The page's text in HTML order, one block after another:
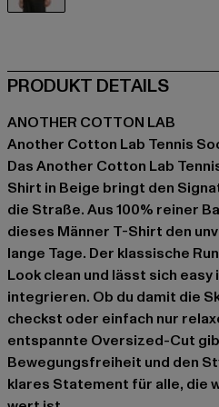
PRODUKT DETAILS
ANOTHER COTTON LAB
Another Cotton Lab Tennis
Das Another Cotton Lab
Shirt in Beige bringt den
die Straße. Aus 100% reiner
dieses Männer T-Shirt den
lange Tage. Der klassische
Look clean und lässt sich
integrieren. Ob du damit die
checkst oder einfach nur
entspannte Oversized-Cut
Bewegungsfreiheit und den
klares Statement für alle, die